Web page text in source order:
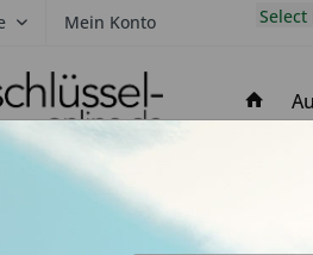
Mein Konto Select
hohe Kundenzufriedenheit